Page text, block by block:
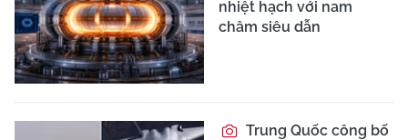
nhiệt hạch với nam
châm siêu dẫn
Trung Quốc công bố